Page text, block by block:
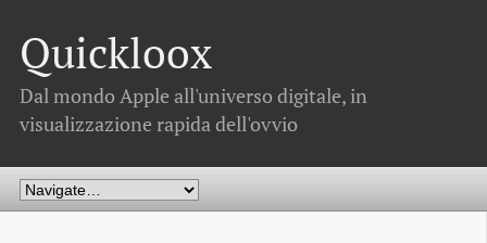
Quickloox
Dal mondo Apple all'universo digitale, in
visualizzazione rapida dell'ovvio